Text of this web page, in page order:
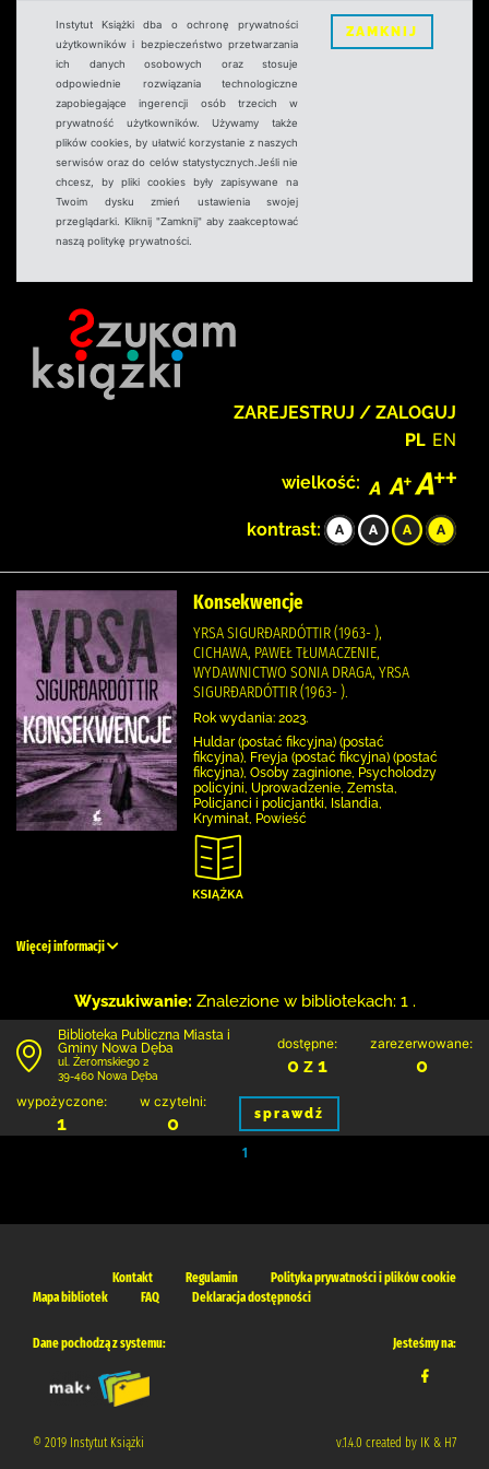
Instytut Książki dba o ochronę prywatności
użytkowników i bezpieczeństwo przetwarzania
ich danych osobowych oraz stosuje
odpowiednie rozwiązania technologiczne
zapobiegające ingerencji osób trzecich w
prywatność użytkowników. Używamy także
plików cookies, by ułatwić korzystanie z naszych
serwisów oraz do celów statystycznych.Jeśli nie
chcesz, by pliki cookies były zapisywane na
Twoim dysku zmień ustawienia swojej
przeglądarki. Kliknij "Zamknij" aby zaakceptować
naszą politykę prywatności.
ZAMKNIJ
ZAREJESTRUJ / ZALOGUJ
PL EN
wielkość:
kontrast:
Konsekwencje
YRSA SIGURÐARDÓTTIR (1963- ),
CICHAWA, PAWEŁ TŁUMACZENIE,
WYDAWNICTWO SONIA DRAGA, YRSA
SIGURÐARDÓTTIR (1963- ).
Rok wydania: 2023.
Huldar (postać fikcyjna) (postać
fikcyjna), Freyja (postać fikcyjna) (postać
fikcyjna), Osoby zaginione, Psycholodzy
policyjni, Uprowadzenie, Zemsta,
Policjanci i policjantki, Islandia,
Kryminał, Powieść
Więcej informacji
Wyszukiwanie: Znalezione w bibliotekach: 1 .
Biblioteka Publiczna Miasta i
Gminy Nowa Dęba
ul. Żeromskiego 2
39-460 Nowa Dęba
dostępne:
0 z 1
zarezerwowane:
0
wypożyczone:
1
w czytelni:
0 sprawdź
1
Kontakt Regulamin
Polityka prywatności i plików cookie
Mapa bibliotek
FAQ Deklaracja dostępności
Dane pochodzą z systemu: Jesteśmy na:
© 2019 Instytut Książki v.1.4.0 created by IK & H7